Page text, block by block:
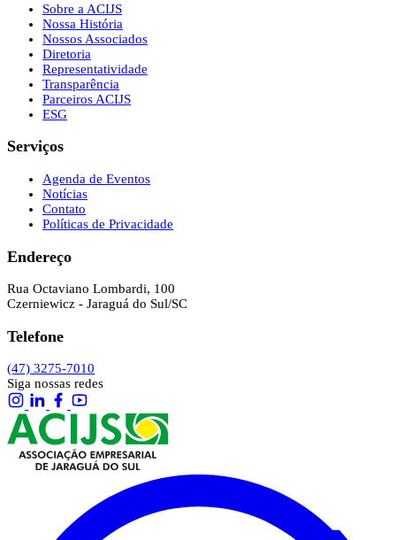
Sobre a ACIJS
Nossa História
Nossos Associados
Diretoria
Representatividade
Transparência
Parceiros ACIJS
ESG
Serviços
Agenda de Eventos
Notícias
Contato
Políticas de Privacidade
Endereço
Rua Octaviano Lombardi, 100
Czerniewicz - Jaraguá do Sul/SC
Telefone
(47) 3275-7010
Siga nossas redes